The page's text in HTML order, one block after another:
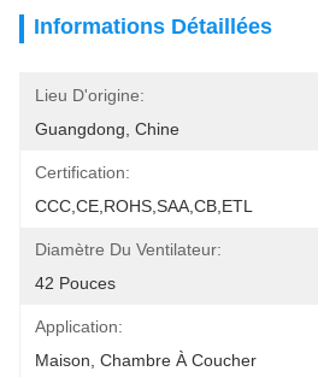
Informations Détaillées
Lieu D'origine:
Guangdong, Chine
Certification:
CCC,CE,ROHS,SAA,CB,ETL
Diamètre Du Ventilateur:
42 Pouces
Application:
Maison, Chambre À Coucher